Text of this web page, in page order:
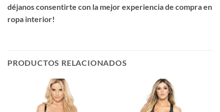
déjanos consentirte con la mejor experiencia de compra en
ropa interior!
PRODUCTOS RELACIONADOS